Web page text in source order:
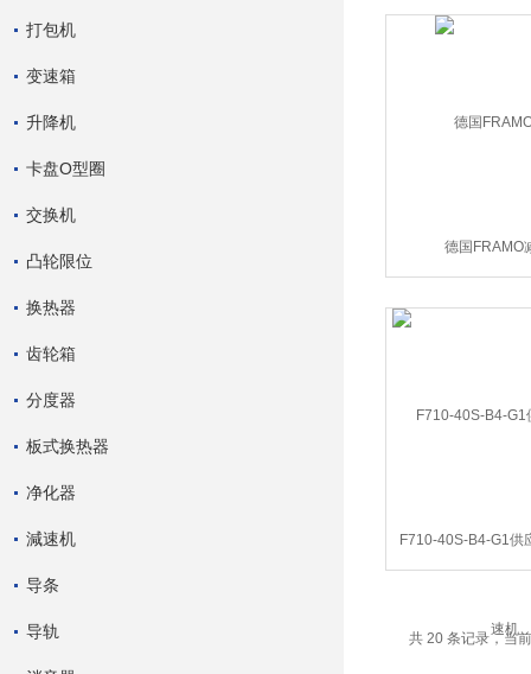
打包机
变速箱
升降机
卡盘O型圈
交换机
凸轮限位
换热器
齿轮箱
分度器
板式换热器
净化器
減速机
导条
导轨
德国FRAMO
F710-40S-B4-G1供
机
共 20 条记录，当